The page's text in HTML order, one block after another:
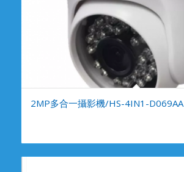
2MP多合一攝影機/HS-4IN1-D069AA